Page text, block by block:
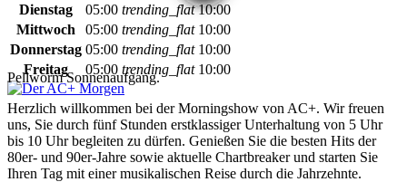
Dienstag
05:00 trending_flat 10:00
Mittwoch
05:00 trending_flat 10:00
Donnerstag 05:00 trending_flat 10:00
Freitag
05:00 trending_flat 10:00
Pellworm Sonnenaufgang.
Herzlich willkommen bei der Morningshow von AC+. Wir freuen
uns, Sie durch fünf Stunden erstklassiger Unterhaltung von 5 Uhr
bis 10 Uhr begleiten zu dürfen. Genießen Sie die besten Hits der
80er- und 90er-Jahre sowie aktuelle Chartbreaker und starten Sie
Ihren Tag mit einer musikalischen Reise durch die Jahrzehnte.